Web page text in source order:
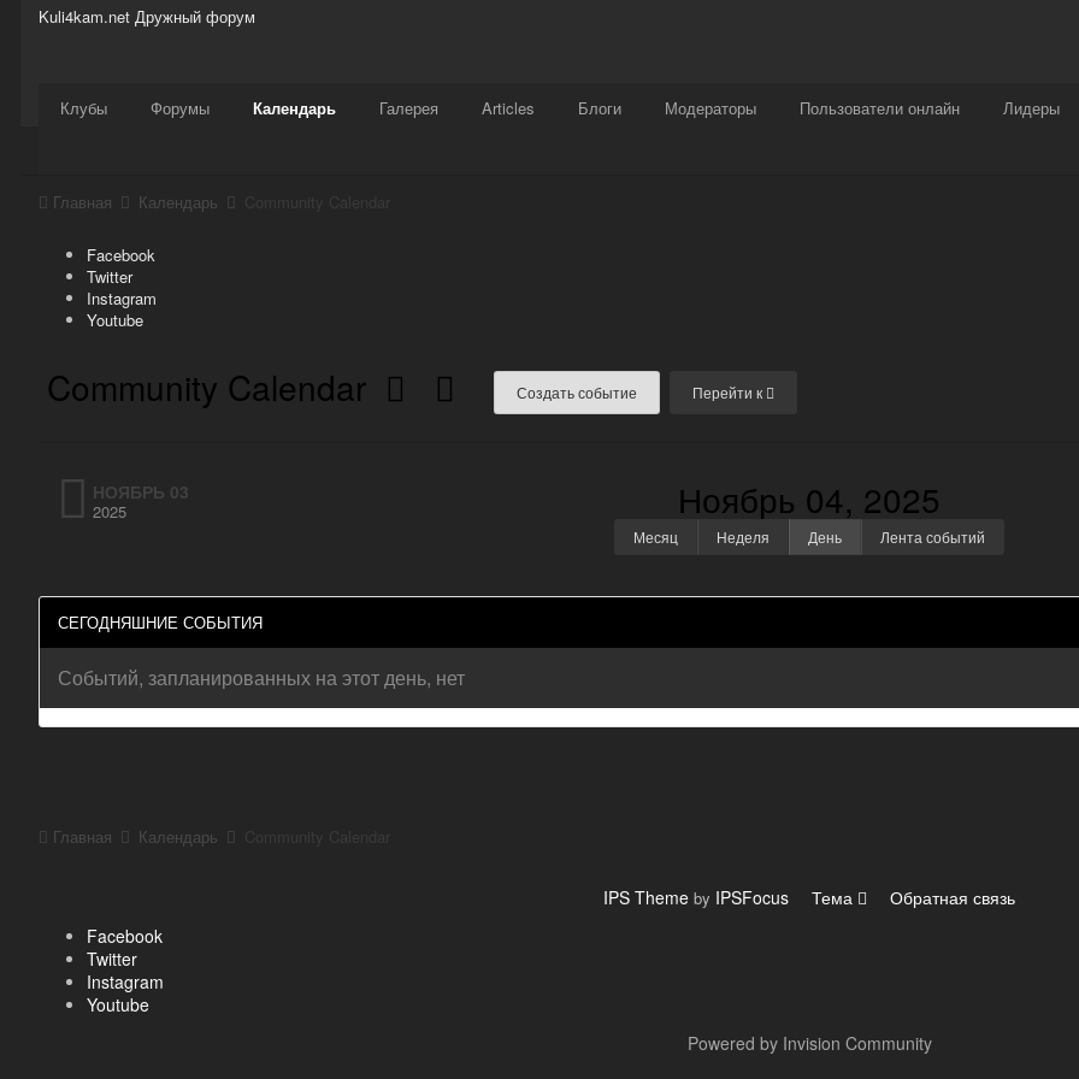
Kuli4kam.net Дружный форум
Сайт
Клубы Форумы Календарь Галерея Articles Блоги Модераторы Пользователи онлайн Лидеры
Активность Support Магазин Награды Чат Больше
Главная Календарь
Facebook
Twitter
Instagram
Youtube
Community Calendar Создать событие Перейти к
НОЯБРЬ 03
2025 Ноябрь 04, 2025
Месяц Неделя День Лента событий
СЕГОДНЯШНИЕ СОБЫТИЯ
Событий, запланированных на этот день, нет
Главная Календарь
IPS Theme by IPSFocus Тема
Обратная связь
Facebook
Twitter
Instagram
Youtube
Powered by Invision Community